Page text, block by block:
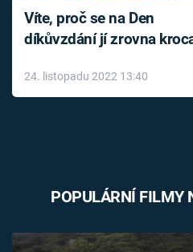
Víte, proč se na Den
díkůvzdání jí zrovna
24. listopadu 2022 13:40
POPULÁRNÍ FILMY